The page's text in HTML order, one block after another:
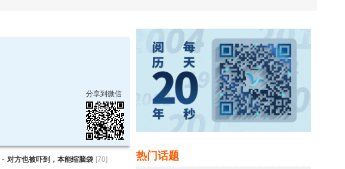
分享到微信
- 对方也被吓到，本能缩脑袋 [70]
热门话题